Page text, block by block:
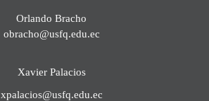
Orlando Bracho
obracho@usfq.edu.ec
Xavier Palacios
xpalacios@usfq.edu.ec